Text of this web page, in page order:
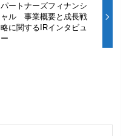
パートナーズフィナンシ
ャル 事業概要と成長戦
略に関するIRインタビュ
ー